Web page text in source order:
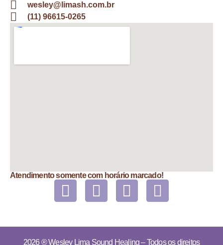
wesley@limash.com.br
(11) 96615-0265
Atendimento somente com horário marcado!
2026 ®Wesley Lima Sound Healing– Todos os direitos